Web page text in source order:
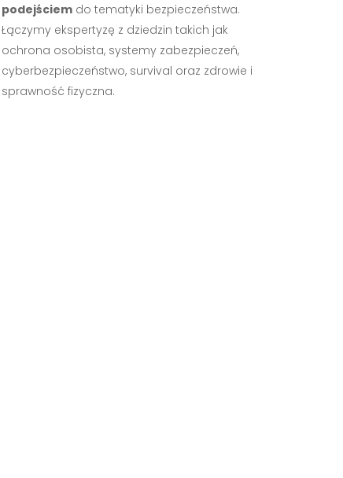
podejściemdo tematyki bezpieczeństwa.
Łączymy ekspertyzę z dziedzin takich jak
ochrona osobista, systemy zabezpieczeń,
cyberbezpieczeństwo, survival oraz zdrowie i
sprawność fizyczna.